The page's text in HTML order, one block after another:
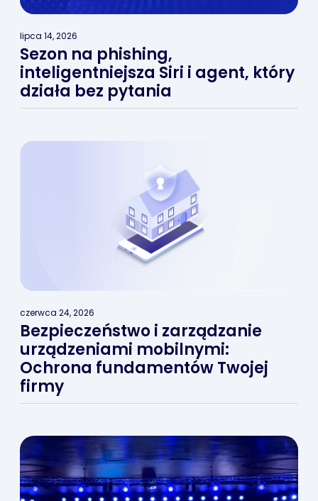
lipca 14, 2026
Sezon na phishing,
inteligentniejsza Siri i agent, który
działa bez pytania
czerwca 24, 2026
Bezpieczeństwo i zarządzanie
urządzeniami mobilnymi:
Ochrona fundamentów Twojej
firmy